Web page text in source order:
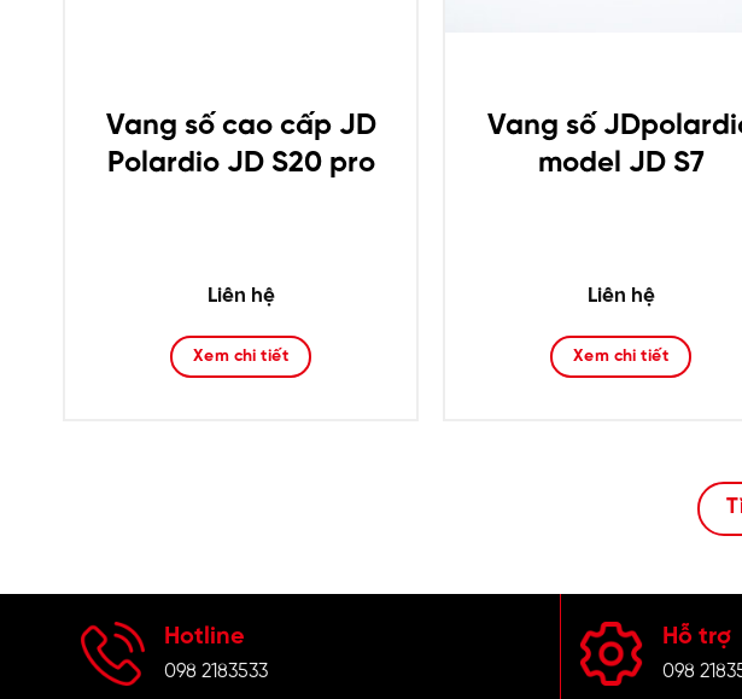
Vang số cao cấp JD
Polardio JD S20 pro
Liên hệ
Xem chi tiết
Vang số
model JD S7
Liên hệ
Xem chi tiết
Hotline
098 2183533
Hỗ trợ
098